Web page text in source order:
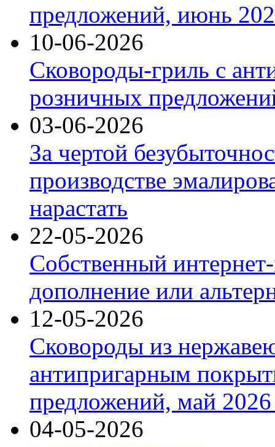
предложений, июнь
10-06-2026
Сковороды-гриль с
розничных
03-06-2026
За чертой
производстве
нарастать
22-05-2026
Собственный
дополнение или
12-05-2026
Сковороды из
антипригарным
предложений, май 2026
04-05-2026